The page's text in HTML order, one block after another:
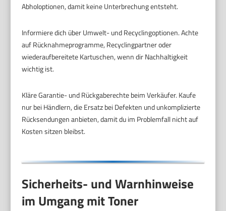
Abholoptionen, damit keine Unterbrechung entsteht.
Informiere dich über Umwelt- und Recyclingoptionen. Achte
auf Rücknahmeprogramme, Recyclingpartner oder
wiederaufbereitete Kartuschen, wenn dir Nachhaltigkeit
wichtig ist.
Kläre Garantie- und Rückgaberechte beim Verkäufer. Kaufe
nur bei Händlern, die Ersatz bei Defekten und unkomplizierte
Rücksendungen anbieten, damit du im Problemfall nicht auf
Kosten sitzen bleibst.
Sicherheits- und Warnhinweise
im Umgang mit Toner